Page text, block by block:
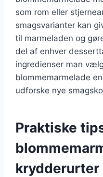
som rom eller
smagsvarianter kan
til marmeladen og
del af enhver
ingredienser man
blommemarmelade
udforske nye
Praktiske
krydderurter